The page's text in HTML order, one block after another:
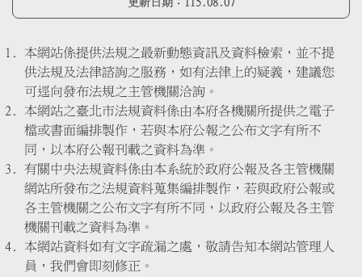
本網站係提供法規之最新動態資訊及資料檢索，並不提
供法規及法律諮詢之服務，如有法律上的疑義，建議您
可逕向發布法規之主管機關洽詢。
本網站之臺北市法規資料係由本府各機關所提供之電子
檔或書面編排製作，若與本府公報之公布文字有所不
同，以本府公報刊載之資料為準。
有關中央法規資料係由本系統於政府公報及各主管機關
網站所發布之法規資料蒐集編排製作，若與政府公報或
各主管機關之公布文字有所不同，以政府公報及各主管
機關刊載之資料為準。
本網站資料如有文字疏漏之處，敬請告知本網站管理人
員，我們會即刻修正。